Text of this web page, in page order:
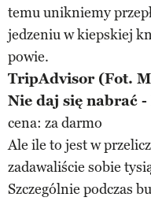
temu unikniemy
jedzeniu w kiepskiej
powie.
TripAdvisor (Fot.
Nie daj się nabrać
cena: za darmo
Ale ile to jest w
zadawaliście sobie
Szczególnie podczas